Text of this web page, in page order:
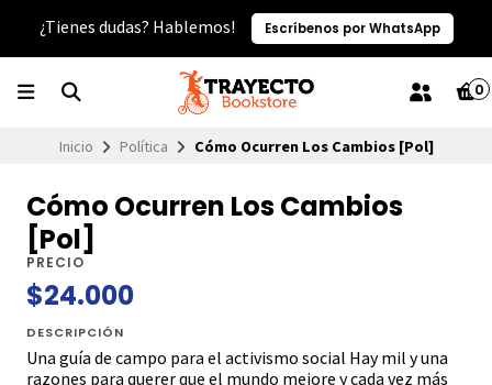
¿Tienes dudas? Hablemos! Escríbenos por WhatsApp
0
Inicio Política Cómo Ocurren Los Cambios [Pol]
Cómo Ocurren Los Cambios
[Pol]
PRECIO
$24.000
DESCRIPCIÓN
Una guía de campo para el activismo social Hay mil y una
razones para querer que el mundo mejore y cada vez más